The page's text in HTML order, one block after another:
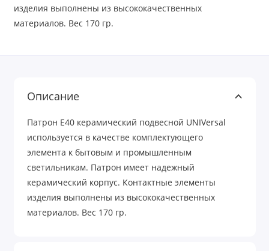
изделия выполнены из высококачественных
материалов. Вес 170 гр.
Описание
Патрон Е40 керамический подвесной UNIVersal
используется в качестве комплектующего
элемента к бытовым и промышленным
светильникам. Патрон имеет надежный
керамический корпус. Контактные элементы
изделия выполнены из высококачественных
материалов. Вес 170 гр.